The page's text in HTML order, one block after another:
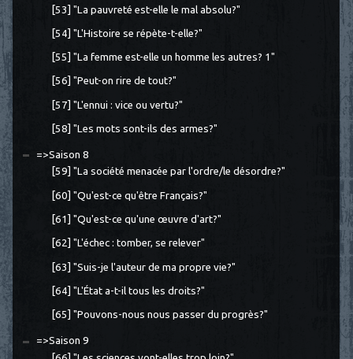
[53] "La pauvreté est-elle le mal absolu?"
[54] "L'Histoire se répète-t-elle?"
[55] "La femme est-elle un homme les autres? 1"
[56] "Peut-on rire de tout?"
[57] "L'ennui : vice ou vertu?"
[58] "Les mots sont-ils des armes?"
=>Saison 8
[59] "La société menacée par l'ordre/le désordre?"
[60] "Qu'est-ce qu'être Français?"
[61] "Qu'est-ce qu'une œuvre d'art?"
[62] "L'échec : tomber, se relever"
[63] "Suis-je l'auteur de ma propre vie?"
[64] "L'État a-t-il tous les droits?"
[65] "Pouvons-nous nous passer du progrès?"
=>Saison 9